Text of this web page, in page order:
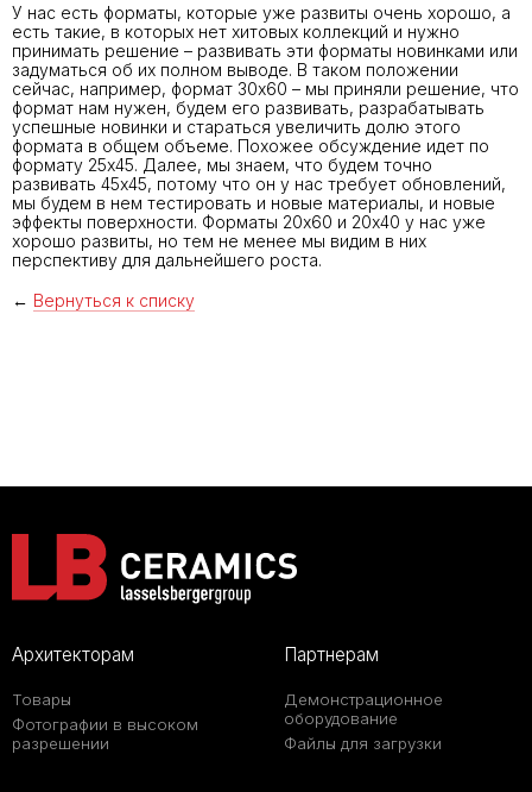
У нас есть форматы, которые уже развиты очень хорошо, а
есть такие, в которых нет хитовых коллекций и нужно
принимать решение – разви­вать эти форматы новинками или
задуматься об их полном выводе. В таком положении
сейчас, например, формат 30х60 – мы приняли решение, что
формат нам нужен, будем его развивать, разрабатывать
успешные новинки и стараться увеличить долю этого
формата в общем объеме. Похожее обсужде­ние идет по
формату 25х45. Далее, мы знаем, что будем точно
развивать 45х45, потому что он у нас требует обновлений,
мы будем в нем тестировать и новые материалы, и новые
эффекты поверхности. Форматы 20х60 и 20х40 у нас уже
хорошо развиты, но тем не менее мы видим в них
перспективу для дальнейшего роста.
← Вернуться к списку
Архитекторам
Товары
Фотографии в высоком
разрешении
Партнерам
Демонстрационное
оборудование
Файлы для загрузки